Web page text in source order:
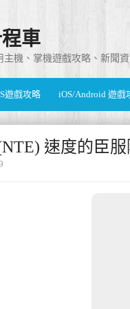
車
主機、掌機遊戲攻略、新聞
遊戲攻略 iOS/Android 遊戲
速度的臣